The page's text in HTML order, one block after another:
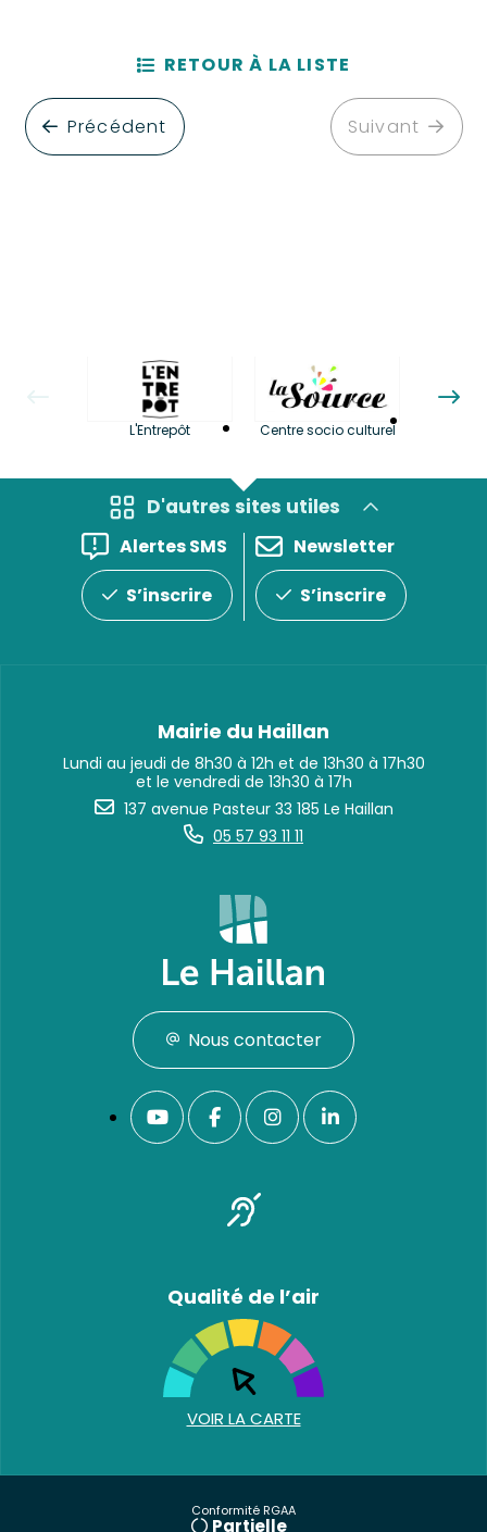
Précédent
RETOUR À LA LISTE
Suivant
L'Entrepôt Centre socio culturel
D'autres sites utiles
Alertes SMS
S’inscrire
Newsletter
S’inscrire
Mairie du Haillan
Lundi au jeudi de 8h30 à 12h et de 13h30 à 17h30
et le vendredi de 13h30 à 17h
137 avenue Pasteur 33 185 Le Haillan
05 57 93 11 11
Nous contacter
Qualité de l’air
VOIR LA CARTE
Conformité RGAA
Partielle